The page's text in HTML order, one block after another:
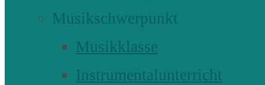
Musikschwerpunkt
Musikklasse
Instrumentalunterricht